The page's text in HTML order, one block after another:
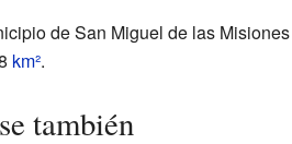
de San Miguel de las
km².
también